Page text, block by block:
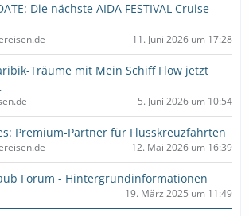
Die nächste AIDA FESTIVAL Cruise
11. Juni 2026 um 17:28
Träume mit Mein Schiff Flow jetzt
5. Juni 2026 um 10:54
Premium-Partner für Flusskreuzfahrten
12. Mai 2026 um 16:39
Forum - Hintergrundinformationen
19. März 2025 um 11:49